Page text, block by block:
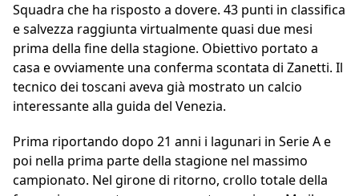
Squadra che ha risposto a dovere. 43 punti in classifica
e salvezza raggiunta virtualmente quasi due mesi
prima della fine della stagione. Obiettivo portato a
casa e ovviamente una conferma scontata di Zanetti. Il
tecnico dei toscani aveva già mostrato un calcio
interessante alla guida del Venezia.
Prima riportando dopo 21 anni i lagunari in Serie A e
poi nella prima parte della stagione nel massimo
campionato. Nel girone di ritorno, crollo totale della